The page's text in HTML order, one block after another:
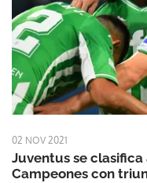
02 NOV 2021
Juventus se
Campeones con